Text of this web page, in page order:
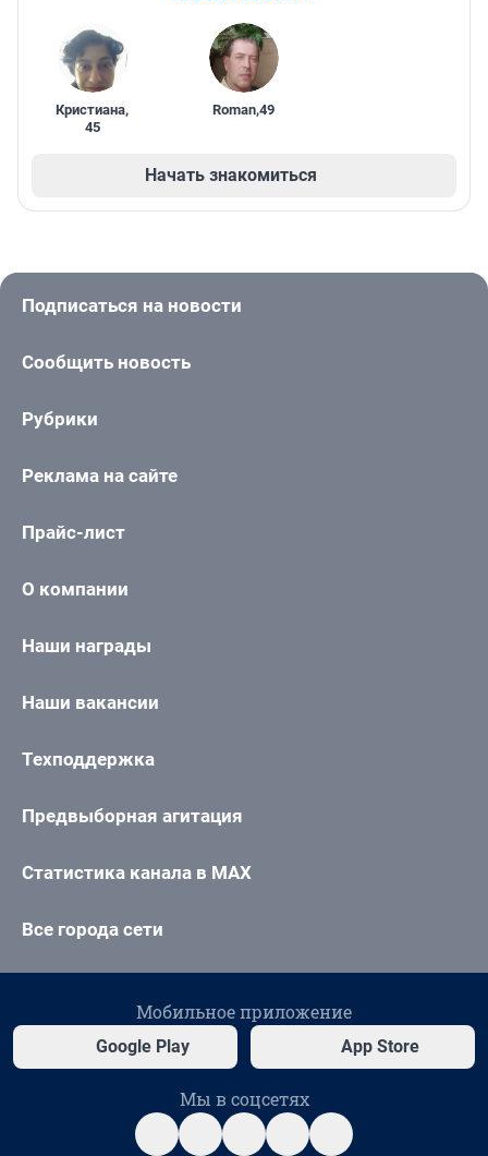
Кристиана,
45
Roman,49
Начать знакомиться
Подписаться на новости
Сообщить новость
Рубрики
Реклама на сайте
Прайс-лист
О компании
Наши награды
Наши вакансии
Техподдержка
Предвыборная агитация
Статистика канала в MAX
Все города сети
Мобильное приложение
Google Play App Store
Мы в соцсетях